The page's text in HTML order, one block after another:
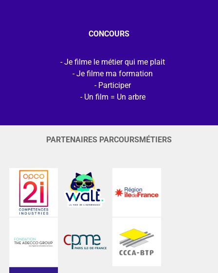
CONCOURS
Je filme le métier qui me plait
Je filme ma formation
Participer
Un film = Un arbre
PARTENAIRES PARCOURSMÉTIERS